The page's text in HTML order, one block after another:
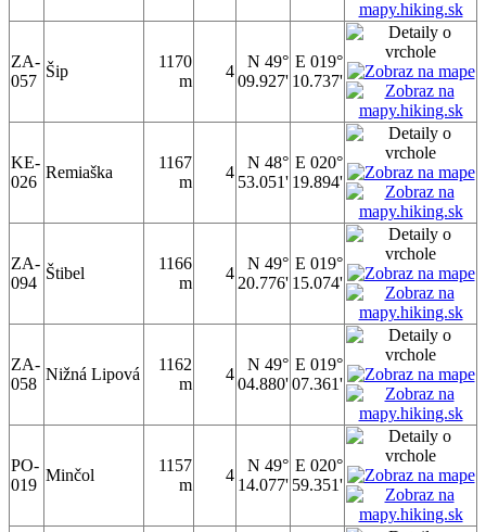
ZA-
057
Šip
1170
m
4
N 49°
09.927'
E 019°
10.737'
KE-
026
Remiaška
1167
m
4
N 48°
53.051'
E 020°
19.894'
ZA-
094
Štibel
1166
m
4
N 49°
20.776'
E 019°
15.074'
ZA-
058
Nižná Lipová
1162
m
4
N 49°
04.880'
E 019°
07.361'
PO-
019
Minčol
1157
m
4
N 49°
14.077'
E 020°
59.351'